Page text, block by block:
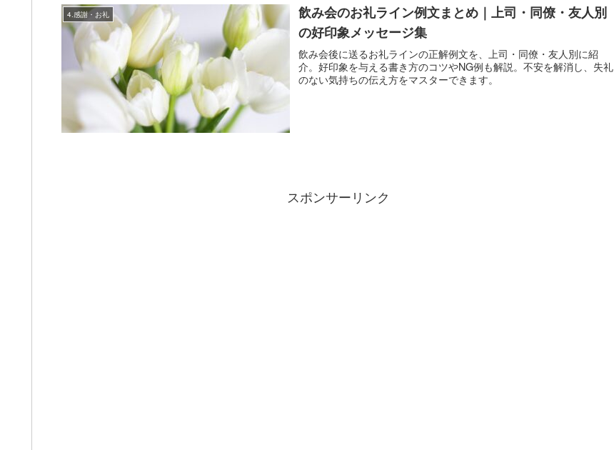
4.感謝・お礼
飲み会のお礼ライン例文まとめ｜上司・同僚・友人別
の好印象メッセージ集
飲み会後に送るお礼ラインの正解例文を、上司・同僚・友人別に紹
介。好印象を与える書き方のコツやNG例も解説。不安を解消し、失礼
のない気持ちの伝え方をマスターできます。
スポンサーリンク